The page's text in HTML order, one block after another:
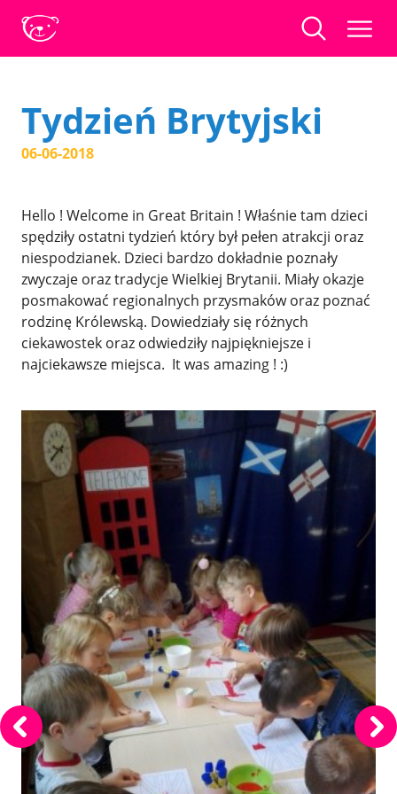
Tydzień Brytyjski
06-06-2018
Hello ! Welcome in Great Britain ! Właśnie tam dzieci
spędziły ostatni tydzień który był pełen atrakcji oraz
niespodzianek. Dzieci bardzo dokładnie poznały
zwyczaje oraz tradycje Wielkiej Brytanii. Miały okazje
posmakować regionalnych przysmaków oraz poznać
rodzinę Królewską. Dowiedziały się różnych
ciekawostek oraz odwiedziły najpiękniejsze i
najciekawsze miejsca. It was amazing ! :)